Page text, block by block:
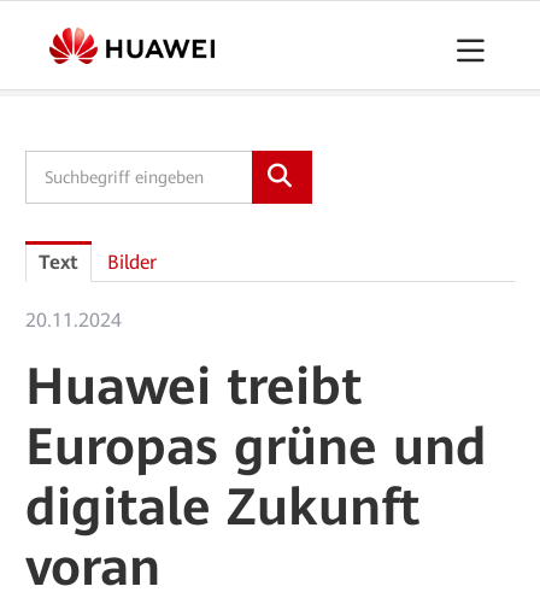
Downloads
Text Bilder
20.11.2024
Huawei treibt
Europas grüne und
digitale Zukunft
voran